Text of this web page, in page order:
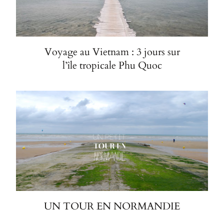
Voyage au Vietnam : 3 jours sur
l’île tropicale Phu Quoc
UN TOUR EN NORMANDIE